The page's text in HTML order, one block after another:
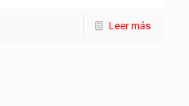
Leer más